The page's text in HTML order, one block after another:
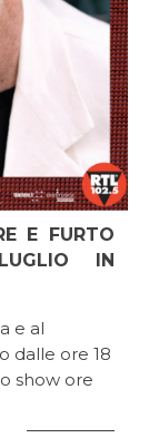
E FURTO
IN
e al
dalle ore 18
show ore